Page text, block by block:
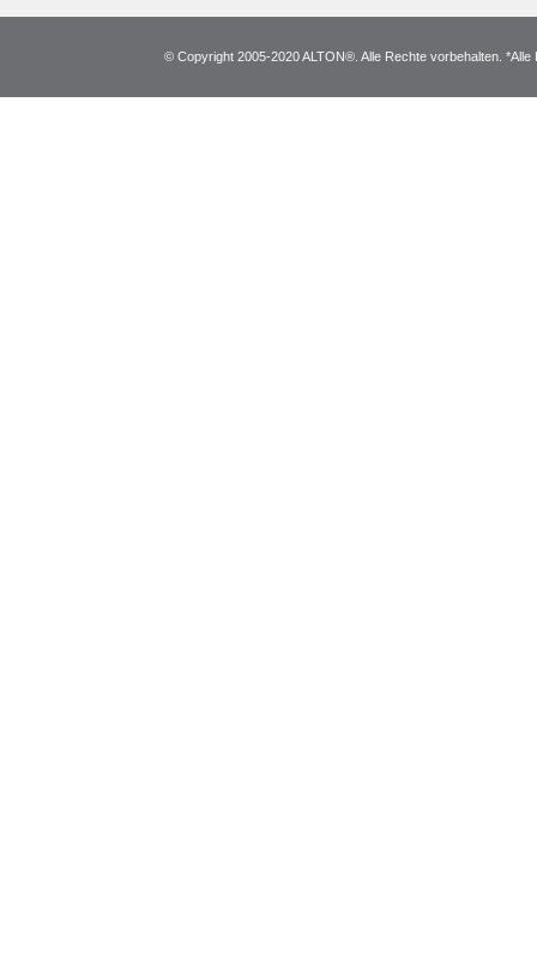
© Copyright 2005-2020 ALTON®. Alle Rechte vorbehalten.